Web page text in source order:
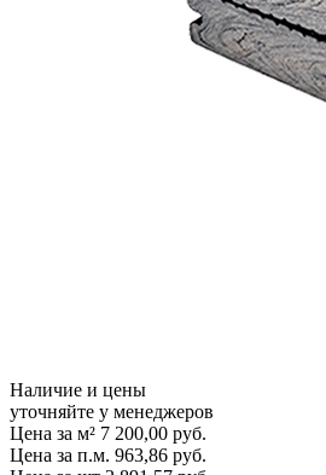
Наличие и цены
уточняйте у менеджеров
Цена за м² 7 200,00 руб.
Цена за п.м. 963,86 руб.